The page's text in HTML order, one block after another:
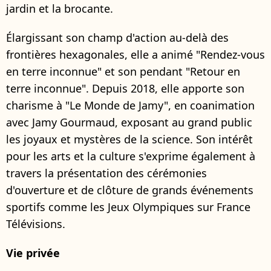
jardin et la brocante.
Élargissant son champ d'action au-delà des
frontières hexagonales, elle a animé "Rendez-vous
en terre inconnue" et son pendant "Retour en
terre inconnue". Depuis 2018, elle apporte son
charisme à "Le Monde de Jamy", en coanimation
avec Jamy Gourmaud, exposant au grand public
les joyaux et mystères de la science. Son intérêt
pour les arts et la culture s'exprime également à
travers la présentation des cérémonies
d'ouverture et de clôture de grands événements
sportifs comme les Jeux Olympiques sur France
Télévisions.
Vie privée